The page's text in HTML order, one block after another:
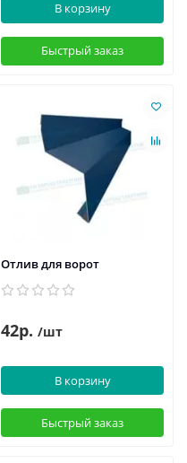
В корзину
Быстрый заказ
Отлив для ворот
42р. /шт
В корзину
Быстрый заказ